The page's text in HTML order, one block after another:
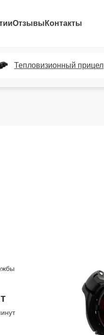
Отзывы Контакты
Тепловизионный прицел